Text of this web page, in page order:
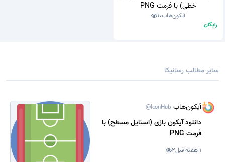
خطی) با فرمت PNG
آیکون‌هاب10
رایگان
سایر مطالب رسانیکا
آیکون‌هاب @IconHub
دانلود آیکون بازی (استایل مسطح) با
فرمت PNG
1 هفته قبل 2